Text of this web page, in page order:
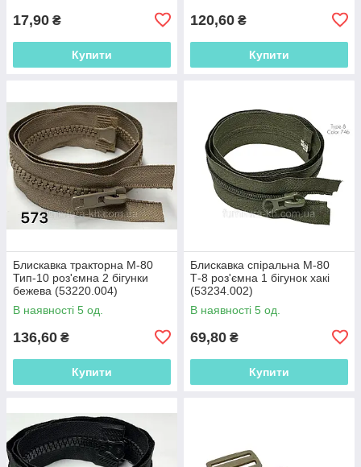
17,90 ₴
Купити
120,60 ₴
Купити
Блискавка тракторна М-80
Тип-10 роз'ємна 2 бігунки
бежева (53220.004)
В наявності 5 од.
136,60 ₴
Купити
Блискавка спіральна М-80
Т-8 роз'ємна 1 бігунок хакі
(53234.002)
В наявності 5 од.
69,80 ₴
Купити